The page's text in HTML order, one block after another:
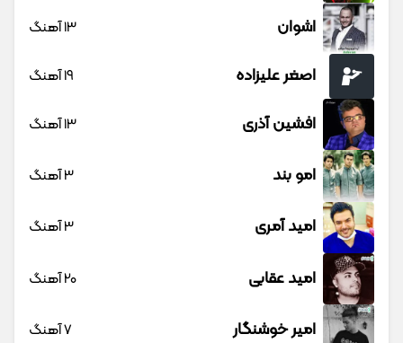
اشوان 13 آهنگ
اصغر علیزاده 19 آهنگ
افشین آذری 13 آهنگ
امو بند 3 آهنگ
امید آمری 3 آهنگ
امید عقابی 20 آهنگ
امیر خوشنگار 7 آهنگ